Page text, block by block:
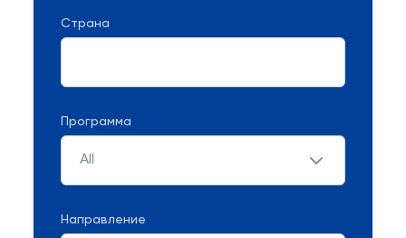
Страна
Программа
All
Направление